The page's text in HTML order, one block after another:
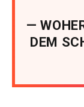
—
DEM